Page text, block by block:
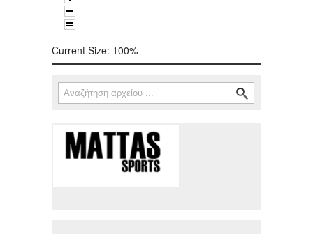
Current Size: 100%
Φόρμα αναζήτησης
Αναζήτηση